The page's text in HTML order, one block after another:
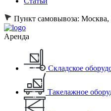
Пункт самовывоза: Москва,
Аренда
Складское
Такелажное